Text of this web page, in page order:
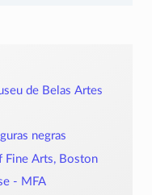
de Belas Artes
negras
Fine Arts, Boston
- MFA